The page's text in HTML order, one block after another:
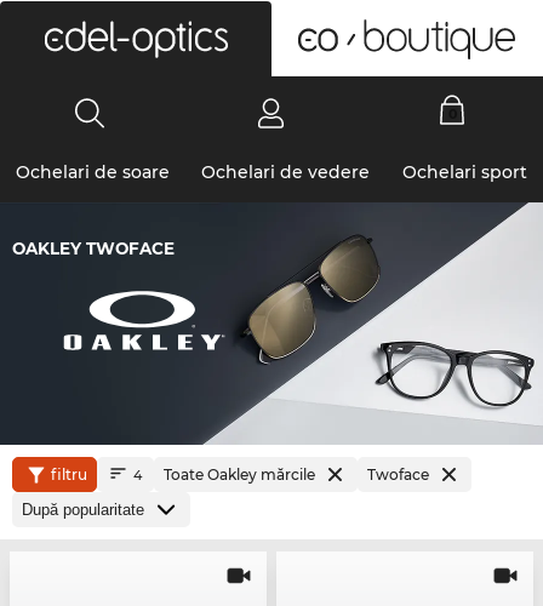
Ochelari de soare Ochelari de vedere Ochelari sport
OAKLEY TWOFACE
filtru 4 Toate Oakley mărcile Twoface